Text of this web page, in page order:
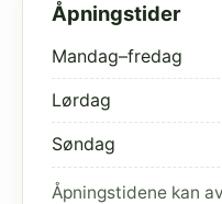
Åpningstider
Mandag–fredag
Lørdag
Søndag
Åpningstidene kan